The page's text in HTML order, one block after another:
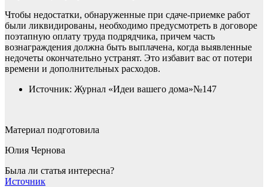
Чтобы недостатки, обнаруженные при сдаче-приемке работ
были ликвидированы, необходимо предусмотреть в договоре
поэтапную оплату труда подрядчика, причем часть
вознаграждения должна быть выплачена, когда выявленные
недочеты окончательно устранят. Это избавит вас от потери
времени и дополнительных расходов.
Источник: Журнал «Идеи вашего дома»№147
Материал подготовила
Юлия Чернова
Была ли статья интересна?
Источник